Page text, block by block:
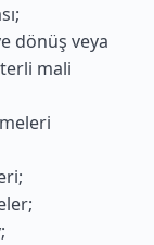
dönüş veya
mali